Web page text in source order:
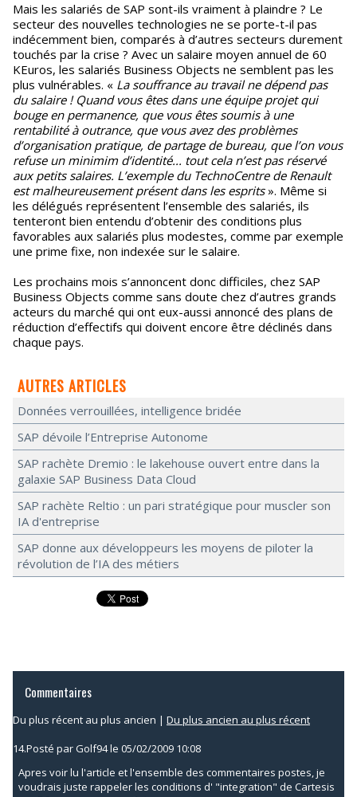
Mais les salariés de SAP sont-ils vraiment à plaindre ? Le
secteur des nouvelles technologies ne se porte-t-il pas
indécemment bien, comparés à d’autres secteurs durement
touchés par la crise ? Avec un salaire moyen annuel de 60
KEuros, les salariés Business Objects ne semblent pas les
plus vulnérables. « La souffrance au travail ne dépend pas
du salaire ! Quand vous êtes dans une équipe projet qui
bouge en permanence, que vous êtes soumis à une
rentabilité à outrance, que vous avez des problèmes
d’organisation pratique, de partage de bureau, que l’on vous
refuse un minimim d’identité... tout cela n’est pas réservé
aux petits salaires. L’exemple du TechnoCentre de Renault
est malheureusement présent dans les esprits». Même si
les délégués représentent l’ensemble des salariés, ils
tenteront bien entendu d’obtenir des conditions plus
favorables aux salariés plus modestes, comme par exemple
une prime fixe, non indexée sur le salaire.
Les prochains mois s’annoncent donc difficiles, chez SAP
Business Objects comme sans doute chez d’autres grands
acteurs du marché qui ont eux-aussi annoncé des plans de
réduction d’effectifs qui doivent encore être déclinés dans
chaque pays.
AUTRES ARTICLES
Données verrouillées, intelligence bridée
SAP dévoile l’Entreprise Autonome
SAP rachète Dremio : le lakehouse ouvert entre dans la
galaxie SAP Business Data Cloud
SAP rachète Reltio : un pari stratégique pour muscler son
IA d'entreprise
SAP donne aux développeurs les moyens de piloter la
révolution de l’IA des métiers
Commentaires
Du plus récent au plus ancien | Du plus ancien au plus récent
14.Posté parGolf94le 05/02/2009 10:08
Apres voir lu l'article et l'ensemble des commentaires postes, je
voudrais juste rappeler les conditions d' "integration" de Cartesis